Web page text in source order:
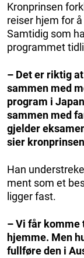
Kronprinsen
reiser hjem for
Samtidig som
programmet
– Det er riktig
sammen med
program i
sammen med
gjelder
sier
Han
ment som et
ligger fast.
– Vi får
hjemme. Men
fullføre den i